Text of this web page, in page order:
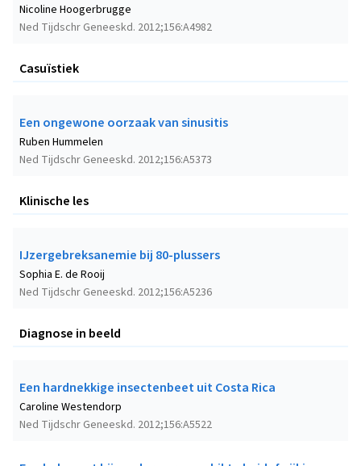
Ned Tijdschr Geneeskd. 2012;156:A4982
Nicoline Hoogerbrugge
Casuïstiek
Een ongewone oorzaak van sinusitis
Ned Tijdschr Geneeskd. 2012;156:A5373
Ruben Hummelen
Klinische les
IJzergebreksanemie bij 80-plussers
Ned Tijdschr Geneeskd. 2012;156:A5236
Sophia E. de Rooij
Diagnose in beeld
Een hardnekkige insectenbeet uit Costa Rica
Ned Tijdschr Geneeskd. 2012;156:A5522
Caroline Westendorp